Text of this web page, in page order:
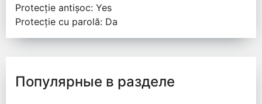
Protecție antișoc: Yes
Protecție cu parolă: Da
Популярные в разделе